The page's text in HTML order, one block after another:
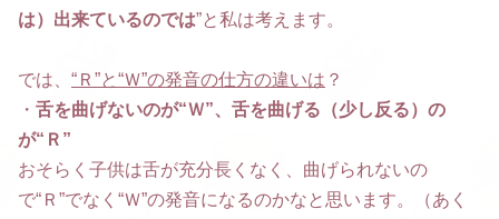
は）出来ているのでは”と私は考えます。
では、 “Ｒ”と“Ｗ”の発音の仕方の違いは ？
・ 舌を曲げないのが“Ｗ”、舌を曲げる（少し反る）の
が“Ｒ”
おそらく子供は舌が充分長くなく、曲げられないの
で“Ｒ”でなく“Ｗ”の発音になるのかなと思います。（あく